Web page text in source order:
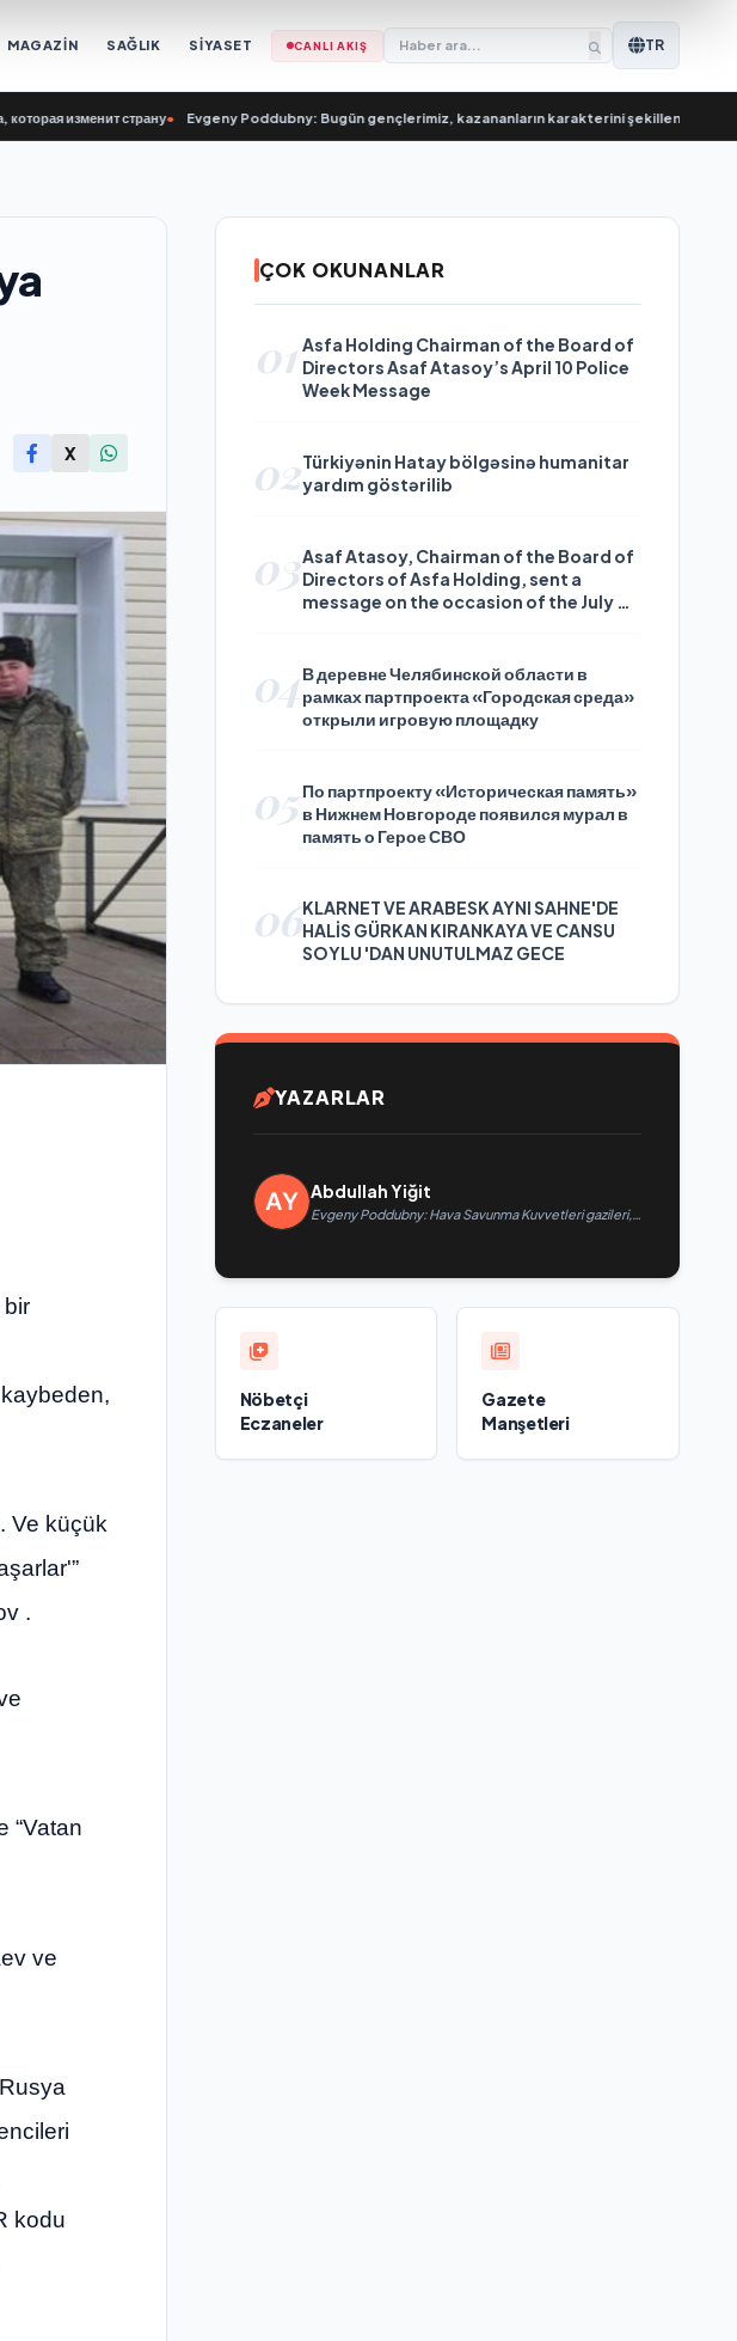
MAGAZİN SAĞLIK SİYASET CANLI AKIŞ TR
изменит страну• Evgeny Poddubny: Bugün gençlerimiz, kazananların karakterini şekillendiriyor
X
bir
Ve küçük
.
“Vatan
ve
kodu
ÇOK OKUNANLAR
01 Asfa Holding Chairman of the Board of
Directors Asaf Atasoy’s April 10 Police
Week Message
02Türkiyənin Hatay bölgəsinə humanitar
yardım göstərilib
03Asaf Atasoy, Chairman of the Board of
Directors of Asfa Holding, sent a
message on the occasion of the July 24
04В деревне Челябинской области в
рамках партпроекта «Городская среда»
открыли игровую площадку
05 По партпроекту «Историческая память»
в Нижнем Новгороде появился мурал в
память о Герое СВО
06KLARNET VE ARABESK AYNI SAHNE'DE
HALİS GÜRKAN KIRANKAYA VE CANSU
SOYLU 'DAN UNUTULMAZ GECE
YAZARLAR
Abdullah Yiğit
Evgeny Poddubny: Hava Savunma Kuvvetleri gazileri,
Nöbetçi
Eczaneler
Gazete
Manşetleri